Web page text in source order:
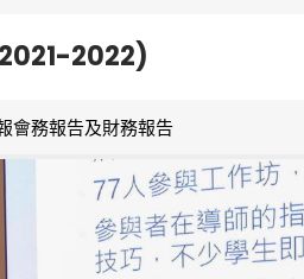
2022)
會務報告及財務報告